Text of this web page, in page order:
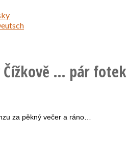
Čížkově … pár fotek
za pěkný večer a ráno…